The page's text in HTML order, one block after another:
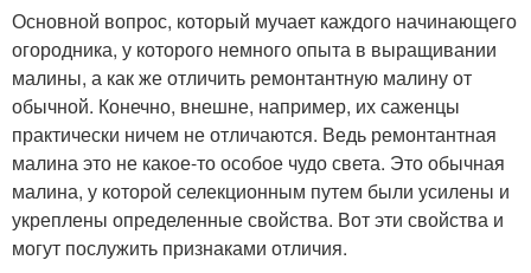
Основной вопрос, который мучает каждого начинающего
огородника, у которого немного опыта в выращивании
малины, а как же отличить ремонтантную малину от
обычной. Конечно, внешне, например, их саженцы
практически ничем не отличаются. Ведь ремонтантная
малина это не какое-то особое чудо света. Это обычная
малина, у которой селекционным путем были усилены и
укреплены определенные свойства. Вот эти свойства и
могут послужить признаками отличия.